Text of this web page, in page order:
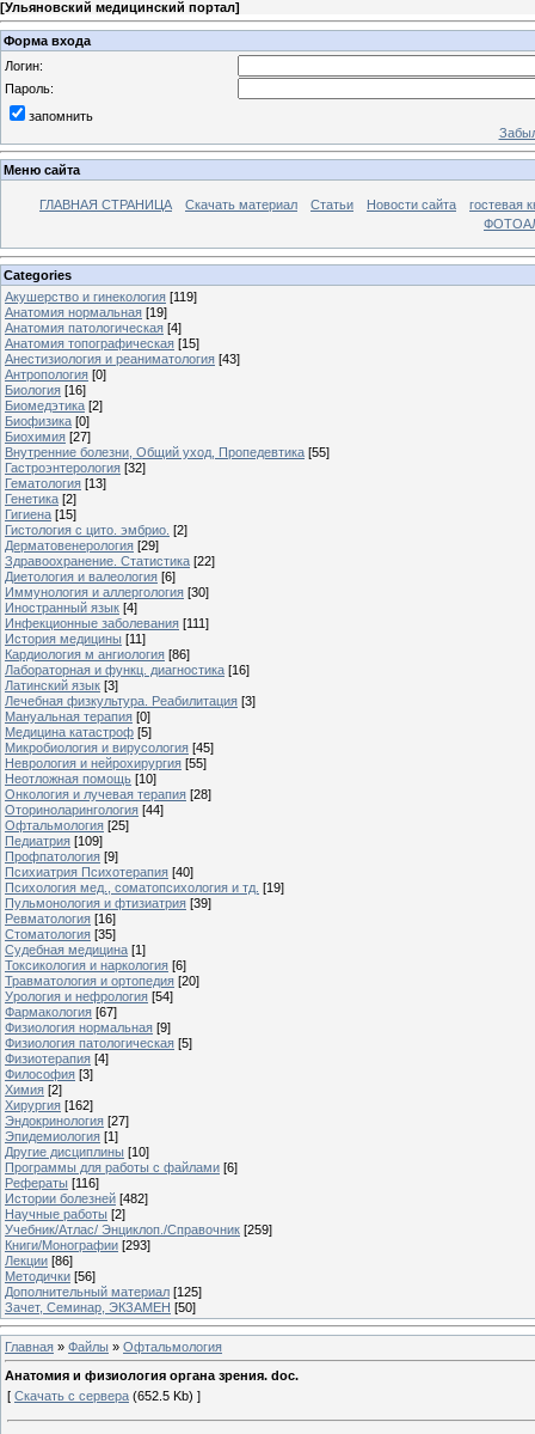
[Ульяновский медицинский портал]
Форма входа
Логин:
Пароль:
запомнить
Меню сайта
ГЛАВНАЯ СТРАНИЦА Скачать материал Статьи Новости сайта
гостевая
Categories
Акушерство и гинекология [119]
Анатомия нормальная [19]
Анатомия патологическая [4]
Анатомия топографическая [15]
Анестизиология и реаниматология [43]
Антропология [0]
Биология [16]
Биомедэтика [2]
Биофизика [0]
Биохимия [27]
Внутренние болезни, Общий уход, Пропедевтика [55]
Гастроэнтерология [32]
Гематология [13]
Генетика [2]
Гигиена [15]
Гистология с цито. эмбрио. [2]
Дерматовенерология [29]
Здравоохранение. Статистика [22]
Диетология и валеология [6]
Иммунология и аллергология [30]
Иностранный язык [4]
Инфекционные заболевания [111]
История медицины [11]
Кардиология м ангиология [86]
Лабораторная и функц. диагностика [16]
Латинский язык [3]
Лечебная физкультура. Реабилитация [3]
Мануальная терапия [0]
Медицина катастроф [5]
Микробиология и вирусология [45]
Неврология и нейрохирургия [55]
Неотложная помощь [10]
Онкология и лучевая терапия [28]
Оториноларингология [44]
Офтальмология [25]
Педиатрия [109]
Профпатология [9]
Психиатрия Психотерапия [40]
Психология мед., соматопсихология и тд. [19]
Пульмонология и фтизиатрия [39]
Ревматология [16]
Стоматология [35]
Судебная медицина [1]
Токсикология и наркология [6]
Травматология и ортопедия [20]
Урология и нефрология [54]
Фармакология [67]
Физиология нормальная [9]
Физиология патологическая [5]
Физиотерапия [4]
Философия [3]
Химия [2]
Хирургия [162]
Эндокринология [27]
Эпидемиология [1]
Другие дисциплины [10]
Программы для работы с файлами [6]
Рефераты [116]
Истории болезней [482]
Научные работы [2]
Учебник/Атлас/ Энциклоп./Справочник [259]
Книги/Монографии [293]
Лекции [86]
Методички [56]
Дополнительный материал [125]
Зачет, Семинар, ЭКЗАМЕН [50]
Главная » Файлы » Офтальмология
Анатомия и физиология органа зрения. doc.
[ Скачать с сервера (652.5 Kb) ]